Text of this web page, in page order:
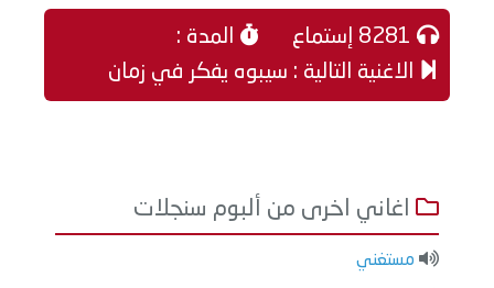
المدة :
الاغنية التالية : سيبوه يفكر في زمان
اغاني اخرى من ألبوم سنجلات
مستغني